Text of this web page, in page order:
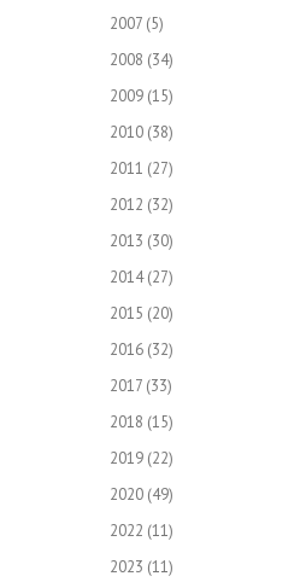
2007 (5)
2008 (34)
2009 (15)
2010 (38)
2011 (27)
2012 (32)
2013 (30)
2014(27)
2015 (20)
2016 (32)
2017 (33)
2018 (15)
2019 (22)
2020 (49)
2022 (11)
2023 (11)